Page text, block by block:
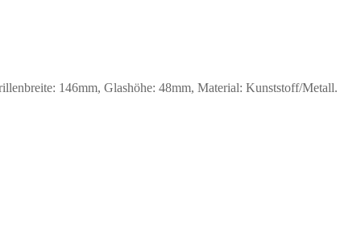
146mm, Glashöhe: 48mm, Material: Kunststoff/Metall.